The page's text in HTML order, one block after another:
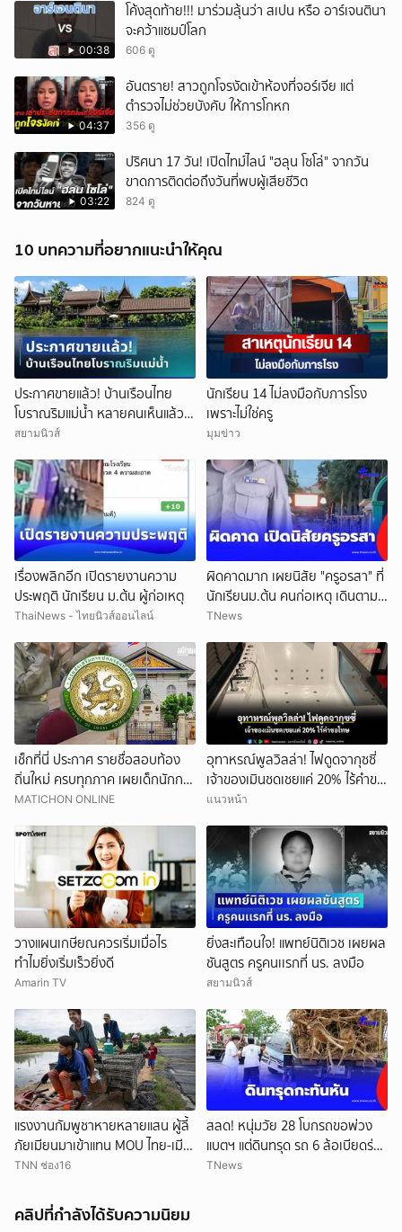
00:38
โค้งสุดท้าย!!! มาร่วมลุ้นว่า สเปน หรือ อาร์เจนตินา
จะคว้าแชมป์โลก
606 ดู
04:37
อันตราย! สาวถูกโจรงัดเข้าห้องที่จอร์เจีย แต่
ตำรวจไม่ช่วยบังคับ ให้การโกหก
356 ดู
03:22
ปริศนา 17 วัน! เปิดไทม์ไลน์ "ฮลุน โซโล่" จากวัน
ขาดการติดต่อถึงวันที่พบผู้เสียชีวิต
824 ดู
10 บทความที่อยากแนะนำให้คุณ
ประกาศขายแล้ว! บ้านเรือนไทย
โบราณริมแม่น้ำ หลายคนเห็นแล้ว
จำได้ เคยเป็นฉากหนังดัง
สยามนิวส์
นักเรียน 14 ไม่ลงมือกับภารโรง
เพราะไม่ใช่ครู
มุมข่าว
เรื่องพลิกอีก เปิดรายงานความ
ประพฤติ นักเรียน ม.ต้น ผู้ก่อเหตุ
ThaiNews - ไทยนิวส์ออนไลน์
ผิดคาดมาก เผยนิสัย "ครูอรสา" ที่
นักเรียนม.ต้น คนก่อเหตุ เดินตาม
หา
TNews
เช็กที่นี่ ประกาศ รายชื่อสอบท้อง
ถิ่นใหม่ ครบทุกภาค เผยเด็กนักการ
เมืองดังหลุดอื้อ
MATICHON ONLINE
อุทาหรณ์พูลวิลล่า! ไฟดูดจากุซซี่
เจ้าของเมินชดเชยแค่ 20% ไร้คำขอ
โทษ
แนวหน้า
วางแผนเกษียณควรเริ่มเมื่อไร
ทำไมยิ่งเริ่มเร็วยิ่งดี
Amarin TV
ยิ่งสะเทือนใจ! แพทย์นิติเวช เผยผล
ชันสูตร ครูคนเเรกที่ นร. ลงมือ
สยามนิวส์
แรงงานกัมพูชาหายหลายแสน ผู้ลี้
ภัยเมียนมาเข้าแทน MOU ไทย-เมีย
นมาจะเปิดทางแค่ไหน
TNN ช่อง16
สลด! หนุ่มวัย 28 โบกรถขอพ่วง
แบตฯ แต่ดินทรุด รถ 6 ล้อเบียดร่าง
ดับ
TNews
คลิปที่กำลังได้รับความนิยม